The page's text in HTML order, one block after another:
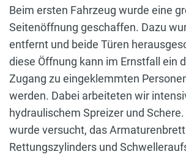
Beim ersten Fahrzeug wurde eine
Seitenöffnung geschaffen. Dazu
entfernt und beide Türen
diese Öffnung kann im Ernstfall ein
Zugang zu eingeklemmten
werden. Dabei arbeiteten wir
hydraulischem Spreizer und
wurde versucht, das
Rettungszylinders und